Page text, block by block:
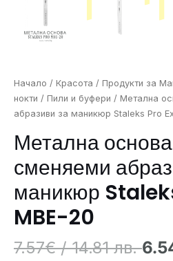
Начало / Красота / Продукти за
нокти / Пили и буфери / Метална
абразиви за маникюр Staleks Pro
Метална
сменяеми
маникюр
MBE-20
7.57€/ 14.81 лв.